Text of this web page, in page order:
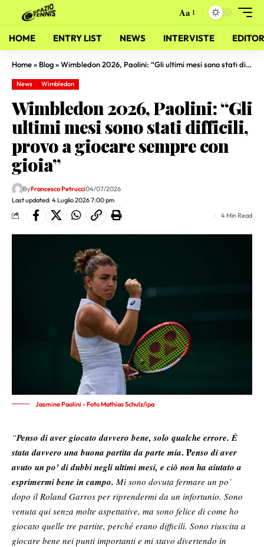
Aa
HOME ENTRY LIST NEWS INTERVISTE
Home» Blog»Wimbledon 2026, Paolini: “Gli ultimi mesi sono stati difficili, provo a giocare sempre con gioia”
News Wimbledon
Wimbledon 2026, Paolini: “Gli
ultimi mesi sono stati difficili,
provo a giocare sempre con
gioia”
Last updated: 4 Luglio 2026 7:00 pm
ByFrancesco Petrucci04/07/2026
4 Min Read
Jasmine Paolini - Foto Mathias Schulz/ipa
“Penso di aver giocato davvero bene, solo qualche errore. È
stata davvero una buona partita da parte mia. Penso di aver
avuto un po’ di dubbi negli ultimi mesi, e ciò non ha aiutato a
esprimermi bene in campo. Mi sono dovuta fermare un po’
dopo il Roland Garros per riprendermi da un infortunio. Sono
venuta qui senza molte aspettative, ma sono felice di come ho
giocato quelle tre partite, perché erano difficili. Sono riuscita a
giocare bene nei punti importanti e mi stavo divertendo in